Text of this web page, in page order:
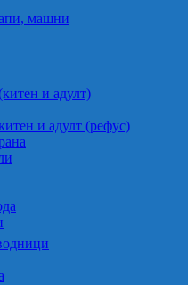
машни
и адулт)
и адулт (рефус)